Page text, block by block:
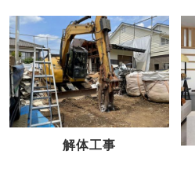
解体工事